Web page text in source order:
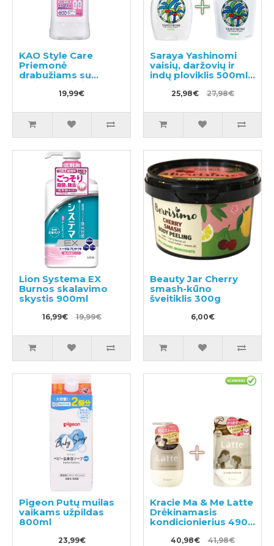
KAO Style Care
Priemonė
drabužiams su
lyginamuoju ir
antistatiniu efektu
19,99€
Saraya Yashinomi
vaisių, daržovių ir
indų ploviklis 500ml +
papildymas 1000ml
25,98€ 27,98€
Lion Systema EX
Burnos skalavimo
skystis 900ml
16,99€ 19,99€
Beauty Jar Cherry
smash-kūno
šveitiklis 300g
6,00€
Pigeon Putų muilas
vaikams užpildas
800ml
23,99€
Kracie Ma & Me Latte
Drėkinamasis
kondicionierius 490g
+ papildymas 360g
40,98€ 41,98€